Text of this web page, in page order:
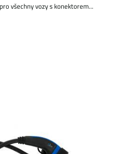
všechny vozy s konektorem...